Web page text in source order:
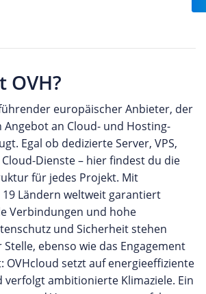
OVH?
europäischer Anbieter, der
an Cloud- und Hosting-
Egal ob dedizierte Server, VPS,
Dienste – hier findest du die
für jedes Projekt. Mit
19 Ländern weltweit garantiert
Verbindungen und hohe
und Sicherheit stehen
ebenso wie das Engagement
OVHcloud setzt auf energieeffiziente
verfolgt ambitionierte Klimaziele. Ein